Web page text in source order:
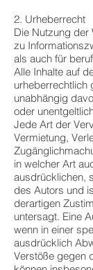
2. Urheberrecht
Die Nutzung der
zu
als auch für
Alle Inhalte auf
urheberrechtlich
unabhängig
oder
Jede Art der
Vermietung,
in welcher Art
ausdrücklichen,
des Autors und
derartigen
untersagt. Eine
wenn in einer
ausdrücklich
Verstöße gegen